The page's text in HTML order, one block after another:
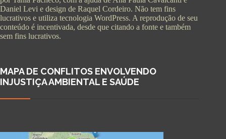
Daniel Levi e design de Raquel Cordeiro. Não tem fins
lucrativos e utiliza tecnologia WordPress. A reprodução de seu
conteúdo é incentivada, desde que citando a fonte e também
sem fins lucrativos.
MAPA DE CONFLITOS ENVOLVENDO
INJUSTIÇA AMBIENTAL E SAÚDE